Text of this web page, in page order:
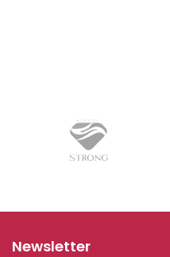
Newsletter